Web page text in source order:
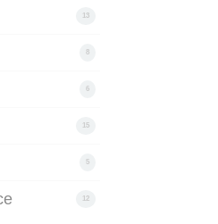
13
8
6
15
5
12